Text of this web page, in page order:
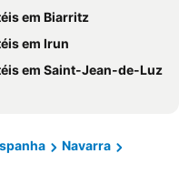
em Biarritz
em Irun
em Saint-Jean-de-Luz
Navarra